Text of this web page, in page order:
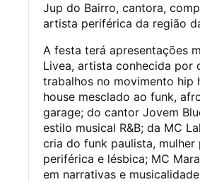
Jup do Bairro, cantora,
artista periférica da região
A festa terá apresentações
Livea, artista conhecida por
trabalhos no movimento hip
house mesclado ao funk,
garage; do cantor Jovem
estilo musical R&B; da MC
cria do funk paulista, mulher
periférica e lésbica; MC
em narrativas e